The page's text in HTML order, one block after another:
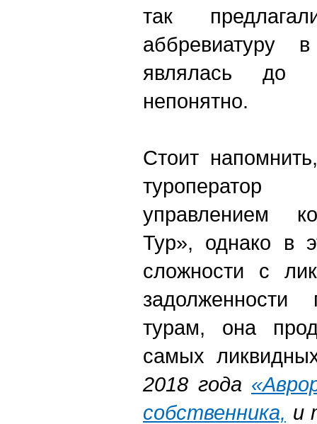
так
аббревиатуру
являлась до
непонятно.
Стоит
управлением
Тур», однако в
сложности с
задолженности
турам, она
самых
2018 года
собственника, и